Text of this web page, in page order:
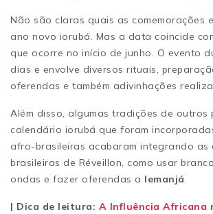
Não são claras quais as comemorações
ano novo iorubá. Mas a data coincide
que ocorre no início de junho. O evento
dias e envolve diversos rituais,
oferendas e também adivinhações
Além disso, algumas tradições de outros
calendário iorubá que foram
afro-brasileiras acabaram integrando as
brasileiras de Réveillon, como usar
ondas e fazer oferendas a Iemanjá.
| Dica de leitura: A Influência Africana